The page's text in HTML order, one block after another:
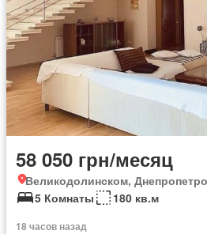
58 050 грн/месяц
Великодолинском,
5 Комнаты
180 кв.м
18 часов назад